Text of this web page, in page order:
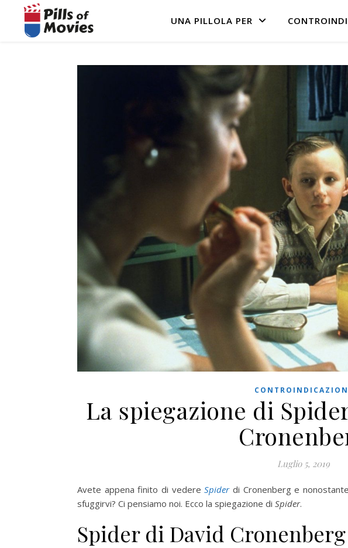
UNA PILLOLA PER
La spiegazione di
Luglio 5, 2019
Avete appena finito di vedereSpiderdi Cronenberg e
sfuggirvi? Ci pensiamo noi. Ecco la spiegazione di Spider.
Spider di David